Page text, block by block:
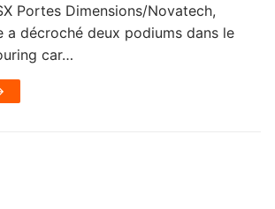
Portes Dimensions/Novatech,
a décroché deux podiums dans le
car…